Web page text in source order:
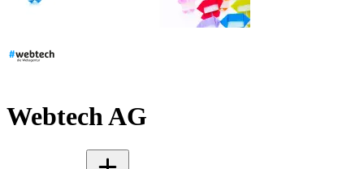
Webtech AG